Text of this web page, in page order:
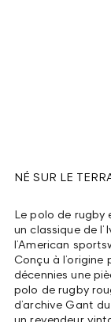
NÉ SUR LE
Le polo de rugby
un classique de
l’American
Conçu à l’origine
décennies une
polo de rugby
d’archive Gant
un revendeur